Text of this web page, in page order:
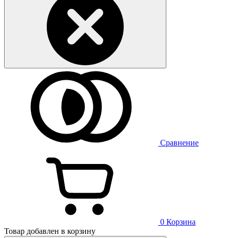
Сравнение
0 Корзина
Товар добавлен в корзину